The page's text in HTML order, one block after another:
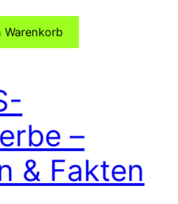
Warenkorb
–
& Fakten